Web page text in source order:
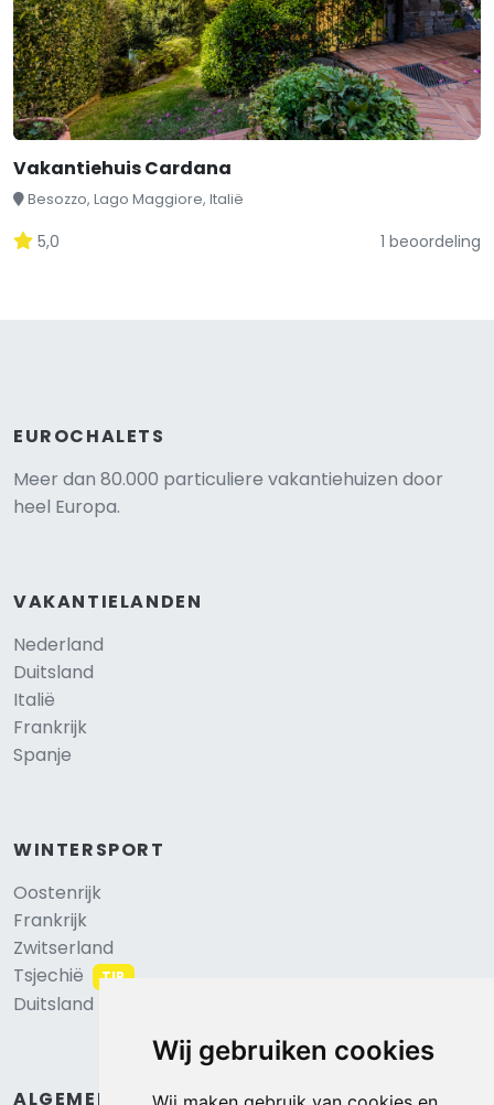
Wij gebruiken cookies
Vakantiehuis Cardana
Besozzo, Lago Maggiore, Italië
5,0 1 beoordeling
EUROCHALETS
Meer dan 80.000 particuliere vakantiehuizen door
heel Europa.
VAKANTIELANDEN
Nederland
Duitsland
Italië
Frankrijk
Spanje
WINTERSPORT
Oostenrijk
Frankrijk
Zwitserland
Tsjechië
TIP
Duitsland
ALGEMEEN